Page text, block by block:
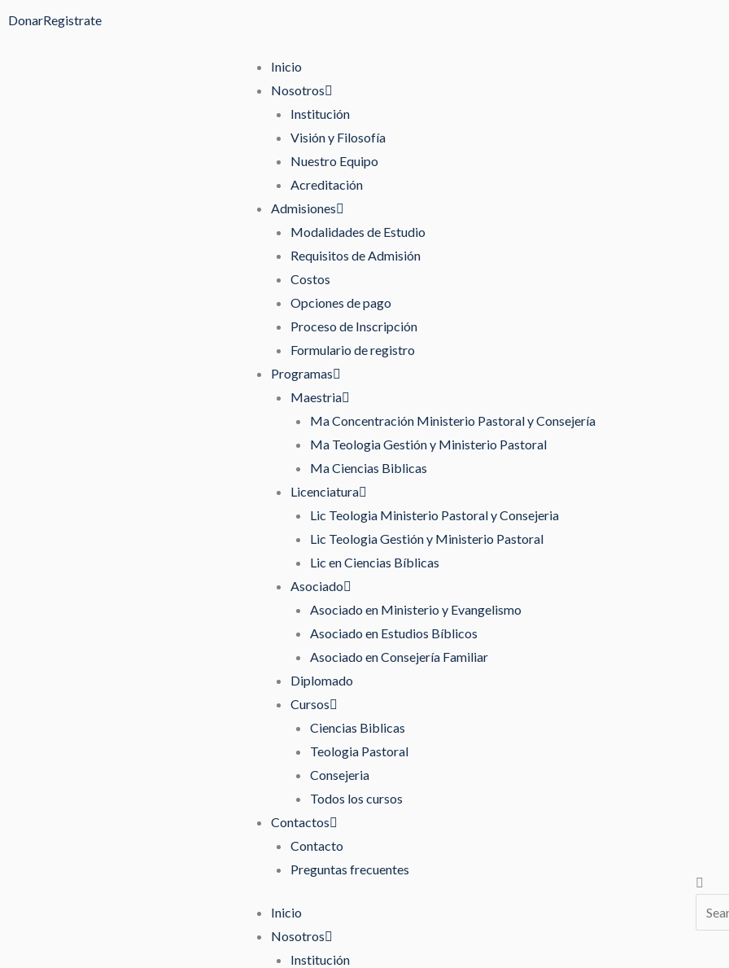
DonarRegistrate
Inicio
Nosotros
Institución
Visión y Filosofía
Nuestro Equipo
Acreditación
Admisiones
Modalidades de Estudio
Requisitos de Admisión
Costos
Opciones de pago
Proceso de Inscripción
Formulario de registro
Programas
Maestria
Ma Concentración Ministerio Pastoral y Consejería
Ma Teologia Gestión y Ministerio Pastoral
Ma Ciencias Biblicas
Licenciatura
Lic Teologia Ministerio Pastoral y Consejeria
Lic Teologia Gestión y Ministerio Pastoral
Lic en Ciencias Bíblicas
Asociado
Asociado en Ministerio y Evangelismo
Asociado en Estudios Bíblicos
Asociado en Consejería Familiar
Diplomado
Cursos
Ciencias Biblicas
Teologia Pastoral
Consejeria
Todos los cursos
Contactos
Contacto
Preguntas frecuentes
Inicio
Nosotros
Institución